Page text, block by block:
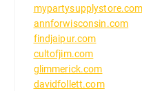
mypartysupplystore.com
annforwisconsin.com
findjaipur.com
cultofjim.com
glimmerick.com
davidfollett.com